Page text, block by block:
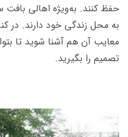
حفظ کنند. به‌ویژه اهالی
به محل زندگی خود دارند. در
معایب آن هم آشنا شوید تا
تصمیم را بگیرید.